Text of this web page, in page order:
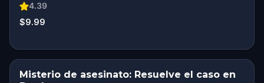
4.39
$9.99
Misterio de asesinato: Resuelve el caso en